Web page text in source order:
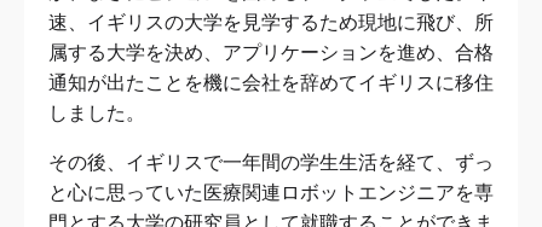
速、イギリスの大学を見学するため現地に飛び、所
属する大学を決め、アプリケーションを進め、合格
通知が出たことを機に会社を辞めてイギリスに移住
しました。
その後、イギリスで一年間の学生生活を経て、ずっ
と心に思っていた医療関連ロボットエンジニアを専